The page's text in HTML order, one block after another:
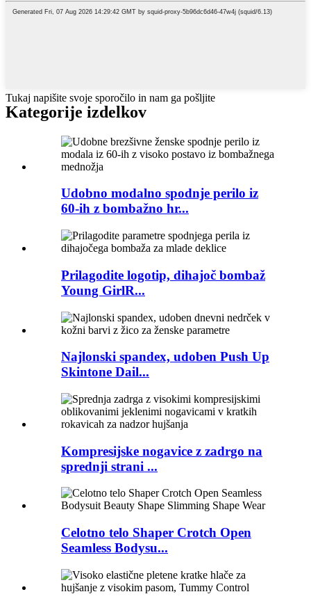
Tukaj napišite svoje sporočilo in nam ga pošljite
Kategorije izdelkov
Udobno modalno spodnje perilo iz
60-ih z bombažno hr...
Prilagodite logotip, dihajoč bombaž
Young GirlR...
Najlonski spandex, udoben Push Up
Skintone Dail...
Kompresijske nogavice z zadrgo na
sprednji strani ...
Celotno telo Shaper Crotch Open
Seamless Bodysu...